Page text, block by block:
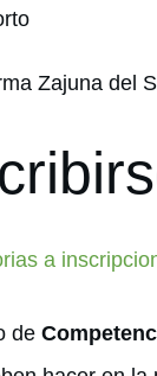
Zajuna del
a
de